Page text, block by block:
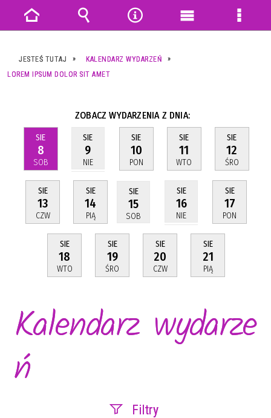
JESTEŚ TUTAJ
KALENDARZ WYDARZEŃ
LOREM IPSUM DOLOR SIT AMET
ZOBACZ WYDARZENIA Z DNIA:
SIE
8
SOB
SIE
9
NIE
SIE
10
PON
SIE
11
WTO
SIE
12
ŚRO
SIE
13
CZW
SIE
14
PIĄ
SIE
15
SOB
SIE
16
NIE
SIE
17
PON
SIE
18
WTO
SIE
19
ŚRO
SIE
20
CZW
SIE
21
PIĄ
Kalendarz wydarze
ń
Filtry
Strona
główna
Wyszukiwarka
NarzędziaMenu
Menu